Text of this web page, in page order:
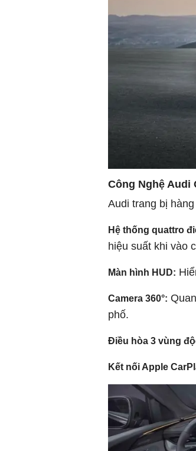
Công Nghệ Audi
Audi trang bị
Hệ thống quattro
hiệu suất khi vào
Màn hình HUD:
Camera 360°:
phố.
Điều hòa 3 vùng
Kết nối Apple